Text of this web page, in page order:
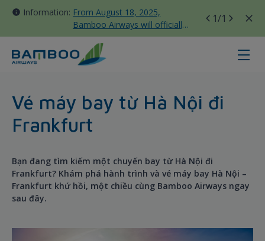
Information: From August 18, 2025,
Bamboo Airways will officially
move all domestic flights to
Tan Son Nhat Terminal T3
1/1
Vé máy bay từ Hà Nội đi
Frankfurt
Bạn đang tìm kiếm một chuyến bay từ Hà Nội đi
Frankfurt? Khám phá hành trình và vé máy bay Hà Nội –
Frankfurt khứ hồi, một chiều cùng Bamboo Airways ngay
sau đây.